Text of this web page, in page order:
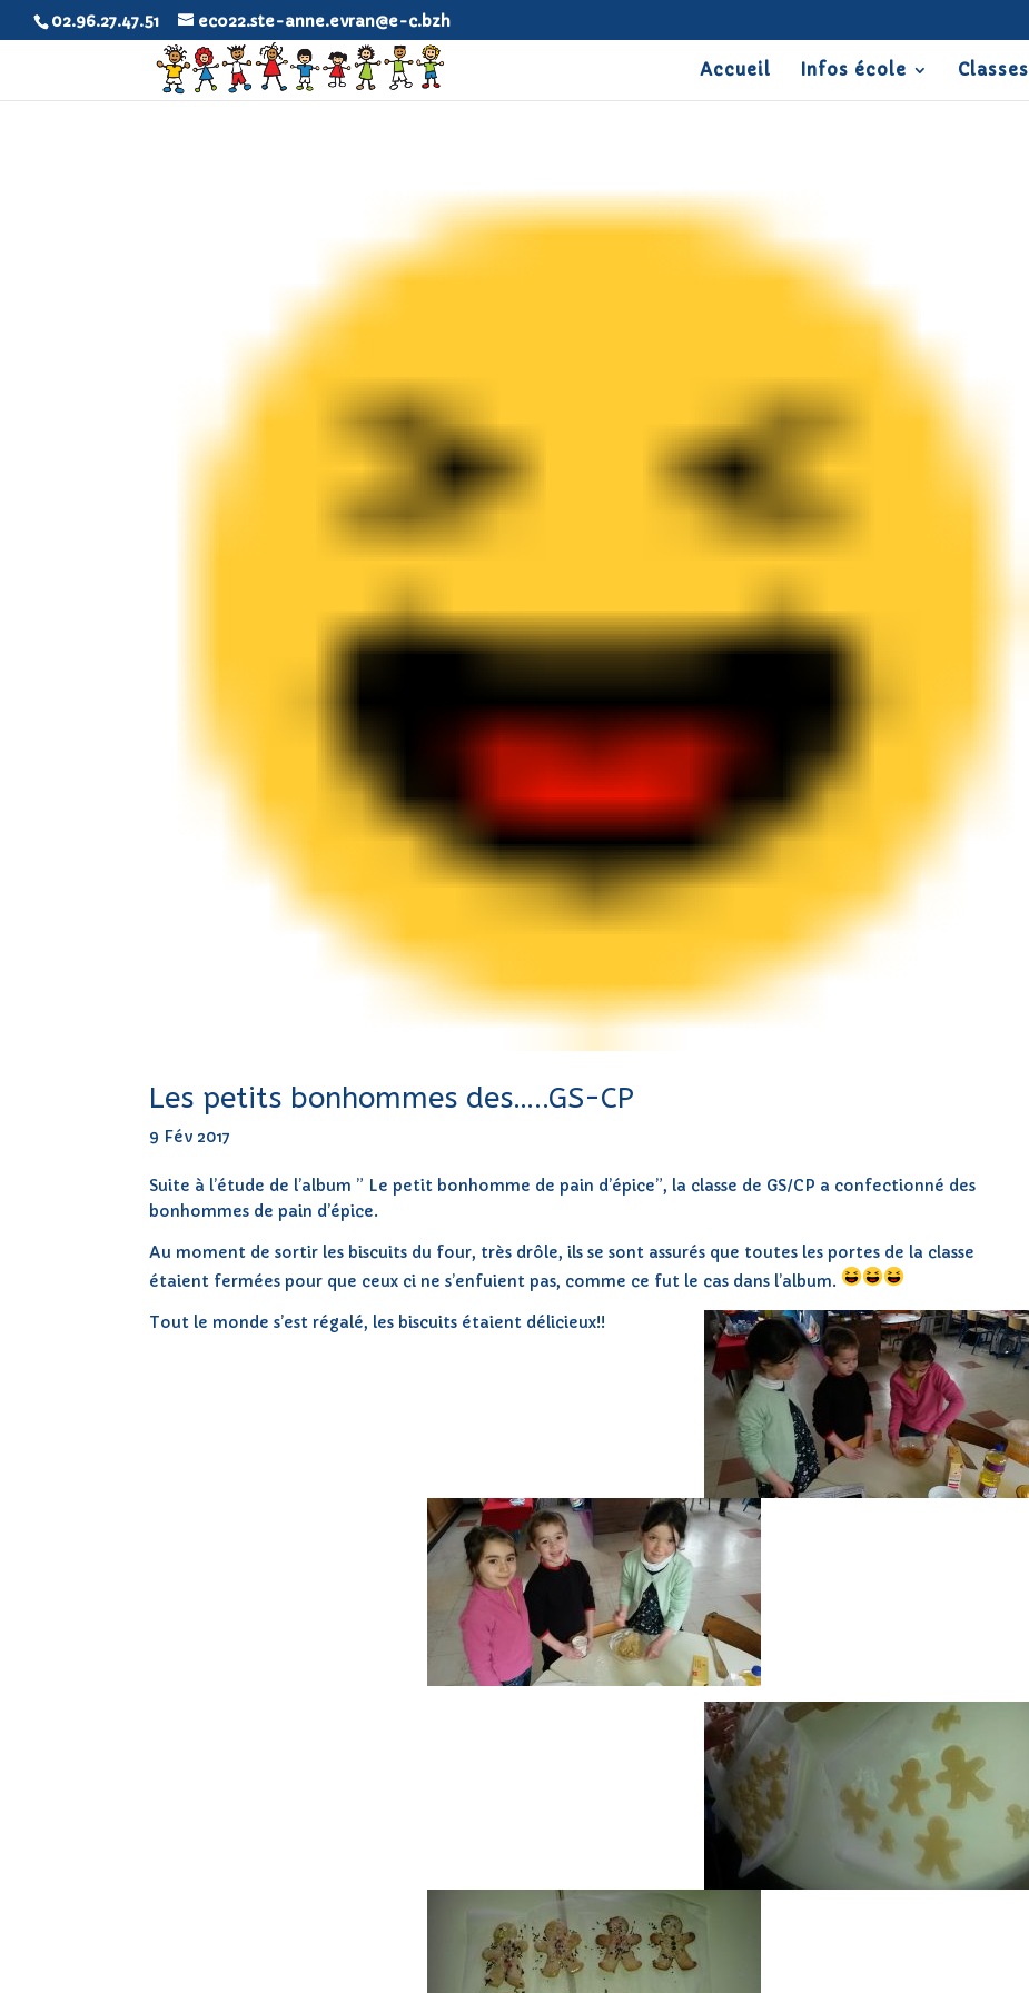
02.96.27.47.51 eco22.ste-anne.evran@e-c.bzh
Accueil Infos école Classes
Les petits bonhommes des…..GS-CP
9 Fév 2017
Suite à l’étude de l’album ” Le petit bonhomme de pain d’épice”, la classe de GS/CP a confectionné des
bonhommes de pain d’épice.
Au moment de sortir les biscuits du four, très drôle, ils se sont assurés que toutes les portes de la classe
étaient fermées pour que ceux ci ne s’enfuient pas, comme ce fut le cas dans l’album.
Tout le monde s’est régalé, les biscuits étaient délicieux!!